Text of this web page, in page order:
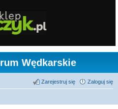
Wędkarskie
Zaloguj się
Zarejestruj się